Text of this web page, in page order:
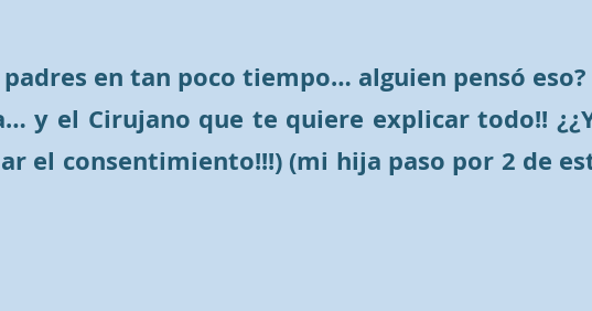
en tan poco tiempo… alguien pensó eso?
y el Cirujano que te quiere explicar todo!!
el consentimiento!!!) (mi hija paso por 2 de